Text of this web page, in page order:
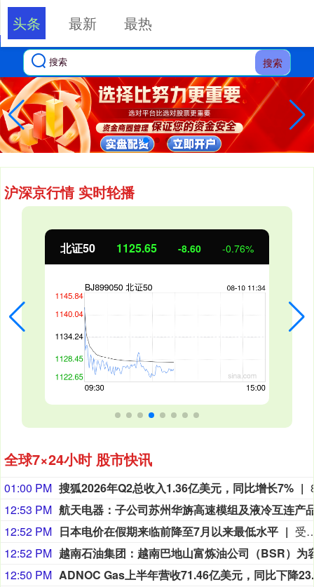
搜索
沪深京行情 实时轮播
北证50 1125.47 -8.78 -0.77%
全球7×24小时 股市快讯
01:00 PM 搜狐2026年Q2总收入1.36亿美元，同比增长7%
12:53 PM
12:52 PM 日本电价在假期来临前降至7月以来最低水平
受天气预报气温转凉、周二法定假日及本月晚些时候暑期假期带来用电需求回落影响，日本现货电力价格跌至7月初以来最低水平。日本电力交易所数据显示，该国次日期全国电力价格周一环比下跌41%，报11.37日元/千瓦时。日本气
12:52 PM
12:50 PM
头条 最新 最热